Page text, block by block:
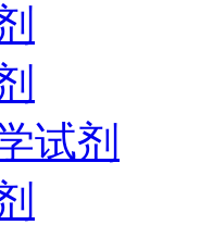
试剂